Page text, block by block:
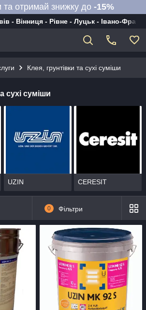
та отримай знижку до -15%
- Вінниця - Рівне - Луцьк - Івано-
Клея, грунтівки та сухі суміши
сухі суміши
UZIN CERESIT
0 Фільтри